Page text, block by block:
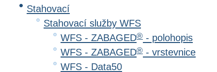
Stahovací
Stahovací služby WFS
WFS - ZABAGED® - polohopis
WFS - ZABAGED® - vrstevnice
WFS - Data50